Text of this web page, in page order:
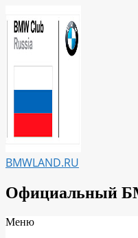
к
содержимому
BMWLAND.RU
Официальный
Вторичное
Меню